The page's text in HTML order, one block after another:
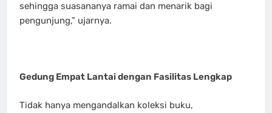
sehingga suasananya ramai dan menarik bagi
pengunjung,” ujarnya.
Gedung Empat Lantai dengan Fasilitas Lengkap
Tidak hanya mengandalkan koleksi buku,